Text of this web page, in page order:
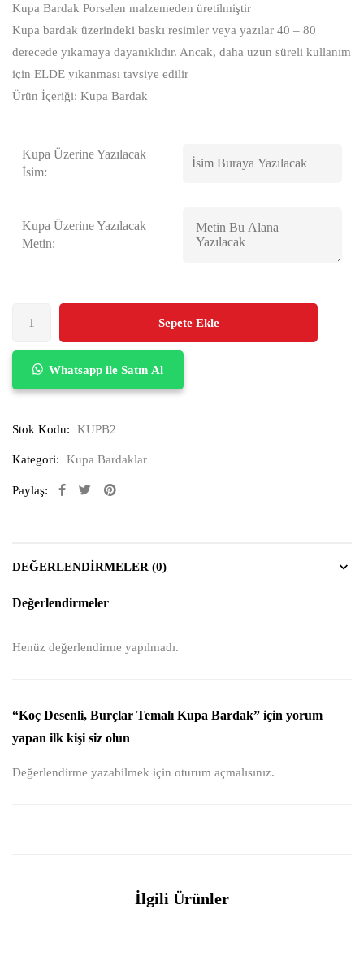
Kupa Bardak Porselen malzemeden üretilmiştir
Kupa bardak üzerindeki baskı resimler veya yazılar 40 – 80
derecede yıkamaya dayanıklıdır. Ancak, daha uzun süreli kullanım
için ELDE yıkanması tavsiye edilir
Ürün İçeriği: Kupa Bardak
Kupa Üzerine Yazılacak
İsim:
Kupa Üzerine Yazılacak
Metin:
Sepete Ekle
Whatsapp ile Satın Al
Stok Kodu: KUPB2
Kategori: Kupa Bardaklar
Paylaş:
DEĞERLENDIRMELER (0)
Değerlendirmeler
Henüz değerlendirme yapılmadı.
“Koç Desenli, Burçlar Temalı Kupa Bardak” için yorum
yapan ilk kişi siz olun
Değerlendirme yazabilmek için oturum açmalısınız.
İlgili Ürünler